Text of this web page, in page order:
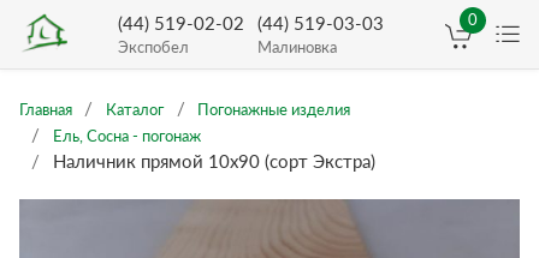
(44) 519-02-02
Экспобел
(44) 519-03-03
Малиновка
0
Главная Каталог
Погонажные изделия
Ель, Сосна - погонаж
Наличник прямой 10х90 (сорт Экстра)